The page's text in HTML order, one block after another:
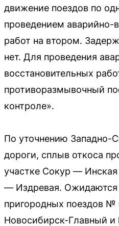
движение поездов по
проведением аварийно-
работ на втором.
нет. Для проведения
восстановительных
противоразмывочный
контроле».
По уточнению Западно-
дороги, сплыв откоса
участке Сокур —
— Издревая. Ожидаются
пригородных поездов
Новосибирск-Главный